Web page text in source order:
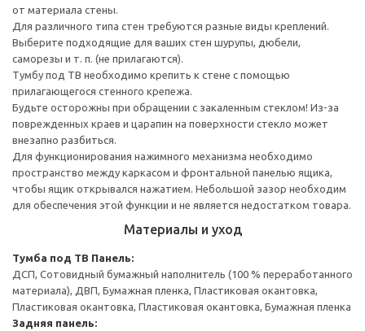
от материала стены.
Для различного типа стен требуются разные виды креплений.
Выберите подходящие для ваших стен шурупы, дюбели,
саморезы и т. п. (не прилагаются).
Тумбу под ТВ необходимо крепить к стене с помощью
прилагающегося стенного крепежа.
Будьте осторожны при обращении с закаленным стеклом! Из-за
поврежденных краев и царапин на поверхности стекло может
внезапно разбиться.
Для функционирования нажимного механизма необходимо
пространство между каркасом и фронтальной панелью ящика,
чтобы ящик открывался нажатием. Небольшой зазор необходим
для обеспечения этой функции и не является недостатком товара.
Материалы и уход
Тумба под ТВ Панель:
ДСП, Сотовидный бумажный наполнитель (100 % переработанного
материала), ДВП, Бумажная пленка, Пластиковая окантовка,
Пластиковая окантовка, Пластиковая окантовка, Бумажная пленка
Задняя панель: